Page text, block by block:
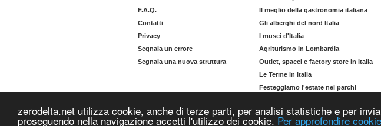
zerodelta.net utilizza cookie, anche di terze parti, per analisi statistiche e per
proseguendo nella navigazione accetti l'utilizzo dei cookie. Per approfondire
F.A.Q.
Contatti
Privacy
Segnala un errore
Segnala una nuova struttura
Il meglio della gastronomia italiana
Gli alberghi del nord Italia
I musei d'Italia
Agriturismo in Lombardia
Outlet, spacci e factory store in Italia
Le Terme in Italia
Festeggiamo l'estate nei parchi
Copyright © 2004-2026 Supero